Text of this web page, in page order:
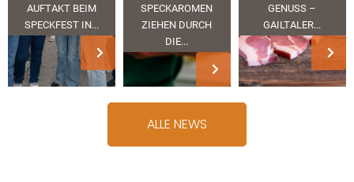
AUFTAKT BEIM
SPECKFEST IN...
SPECKAROMEN
ZIEHEN DURCH
DIE...
GENUSS –
GAILTALER...
ALLE NEWS